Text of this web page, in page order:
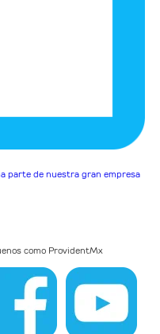
parte de nuestra gran empresa
como ProvidentMx